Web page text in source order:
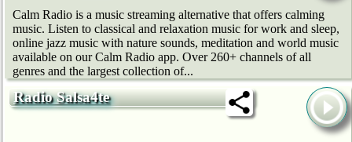
Calm Radio is a music streaming alternative that offers calming
music. Listen to classical and relaxation music for work and sleep,
online jazz music with nature sounds, meditation and world music
available on our Calm Radio app. Over 260+ channels of all
genres and the largest collection of...
Radio Salsa4te